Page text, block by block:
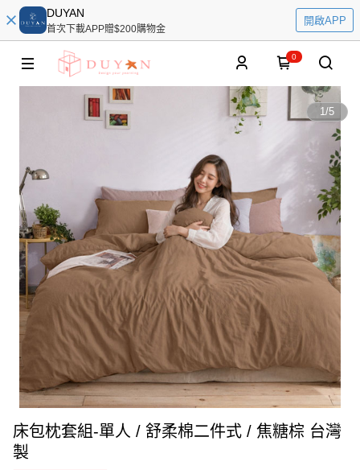
DUYAN
首次下載APP贈$200購物金
開啟APP
0
1/5
床包枕套組-單人 / 舒柔棉二件式 / 焦糖棕 台灣
製